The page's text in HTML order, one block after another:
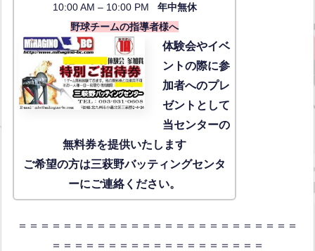
10:00 AM – 10:00 PM 年中無休
野球チームの指導者様へ
体験会やイベ
ントの際に参
加者へのプレ
ゼントとして
当センターの
無料券を提供いたします
ご希望の方は三萩野バッティングセンタ
ーにご連絡ください。
＝＝＝＝＝＝＝＝＝＝＝＝＝＝＝＝＝＝＝＝＝＝＝＝＝
＝＝＝＝＝＝＝＝＝＝＝＝＝＝＝＝＝＝＝